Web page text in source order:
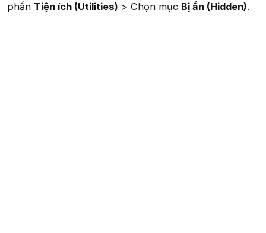
phần Tiện ích (Utilities) > Chọn mục Bị ẩn (Hidden).